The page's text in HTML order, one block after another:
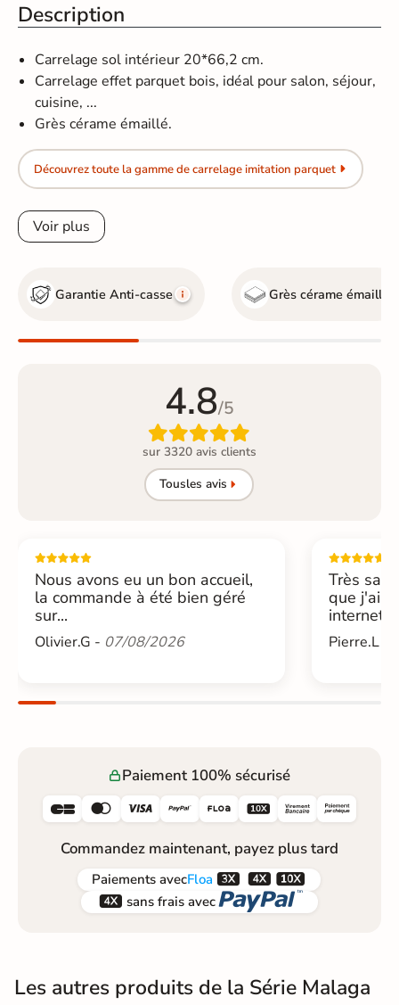
Description
Carrelage sol intérieur 20*66,2 cm.
Carrelage effet parquet bois, idéal pour salon, séjour,
cuisine, ...
Grès cérame émaillé.
Découvrez toute la gamme de carrelage imitation parquet
Voir plus
Garantie Anti-casse Grès cérame émaillé
4.8/5

sur 3320 avis clients
Tousles avis
Nous avons eu un bon accueil,
la commande à été bien géré
sur...
Olivier.G - 07/08/2026
Très
que j'ai
internet....
Pierre.L -
Paiement 100% sécurisé
     
Commandez maintenant, payez plus tard
Paiements avecFloa  
 sans frais avec 
Les autres produits de la Série Malaga